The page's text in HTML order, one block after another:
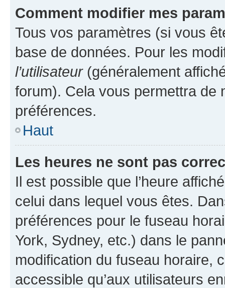
Comment modifier mes
Tous vos paramètres (si vous
base de données. Pour les
l’utilisateur(généralement
forum). Cela vous permettra de
préférences.
Haut
Les heures ne sont pas
Il est possible que l’heure
celui dans lequel vous êtes.
préférences pour le fuseau
York, Sydney, etc.) dans le
modification du fuseau horaire,
accessible qu’aux utilisateurs